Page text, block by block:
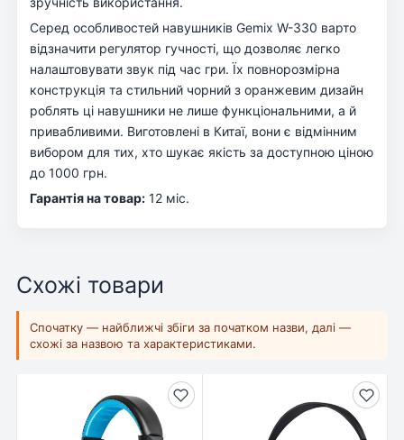
Серед особливостей навушників Gemix W-330 варто
відзначити регулятор гучності, що дозволяє легко
налаштовувати звук під час гри. Їх повнорозмірна
конструкція та стильний чорний з оранжевим дизайн
роблять ці навушники не лише функціональними, а й
привабливими. Виготовлені в Китаї, вони є відмінним
вибором для тих, хто шукає якість за доступною ціною
до 1000 грн.
Гарантія на товар: 12 міс.
Схожі товари
Спочатку — найближчі збіги за початком назви, далі —
схожі за назвою та характеристиками.